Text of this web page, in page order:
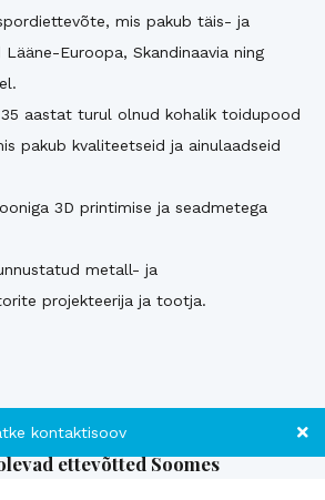
mis pakub täis- ja
Euroopa, Skandinaavia ning
aastat turul olnud kohalik toidupood
pakub kvaliteetseid ja ainulaadseid
3D printimise ja seadmetega
metall- ja
projekteerija ja tootja.
ettevõtted Soomes
kontaktisoov